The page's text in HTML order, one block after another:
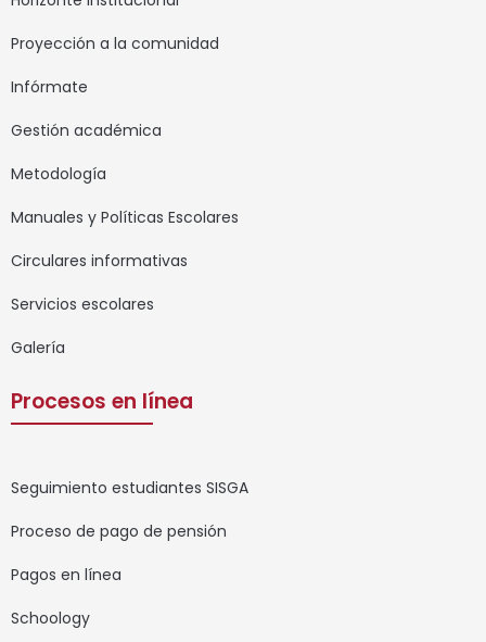
Proyección a la comunidad
Infórmate
Gestión académica
Metodología
Manuales y Políticas Escolares
Circulares informativas
Servicios escolares
Galería
Procesos en línea
Seguimiento estudiantes SISGA
Proceso de pago de pensión
Pagos en línea
Schoology